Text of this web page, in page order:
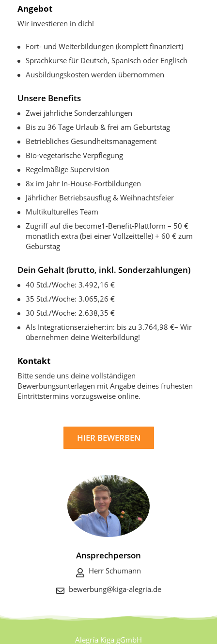
Angebot
Wir investieren in dich!
Fort- und Weiterbildungen (komplett finanziert)
Sprachkurse für Deutsch, Spanisch oder Englisch
Ausbildungskosten werden übernommen
Unsere Benefits
Zwei jährliche Sonderzahlungen
Bis zu 36 Tage Urlaub & frei am Geburtstag
Betriebliches Gesundheitsmanagement
Bio-vegetarische Verpflegung
Regelmäßige Supervision
8x im Jahr In-House-Fortbildungen
Jährlicher Betriebsausflug & Weihnachtsfeier
Multikulturelles Team
Zugriff auf die become1-Benefit-Plattform – 50 €
monatlich extra (bei einer Vollzeittelle) + 60 € zum
Geburstag
Dein Gehalt (brutto, inkl. Sonderzahlungen)
40 Std./Woche: 3.492,16 €
35 Std./Woche: 3.065,26 €
30 Std./Woche: 2.638,35 €
Als Integrationserzieher:in: bis zu 3.764,98 €– Wir
übernehmen deine Weiterbildung!
Kontakt
Bitte sende uns deine vollständigen
Bewerbungsunterlagen mit Angabe deines frühesten
Eintrittstermins vorzugsweise online.
HIER BEWERBEN
Ansprechperson
Herr Schumann
bewerbung@kiga-alegria.de
Alegría Kiga gGmbH